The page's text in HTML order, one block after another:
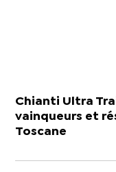
Chianti Ultra
vainqueurs et
Toscane